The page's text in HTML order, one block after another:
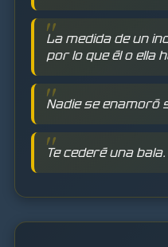
La medida de un
por lo que él o ella
Nadie se enamoró
Te cederé una